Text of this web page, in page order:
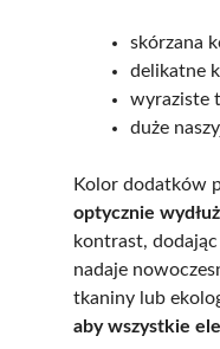
skórzana
delikatne
wyraziste
duże
Kolor dodatków
optycznie
kontrast,
nadaje
tkaniny lub
aby wszystkie